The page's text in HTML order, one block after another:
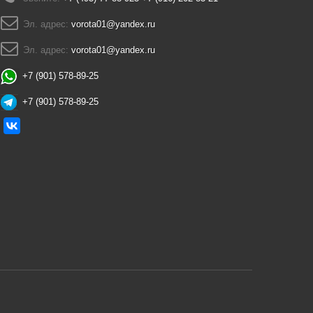
Эл. адрес: vorota01@yandex.ru
Эл. адрес: vorota01@yandex.ru
+7 (901) 578-89-25
+7 (901) 578-89-25